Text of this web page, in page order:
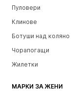
Пуловери
Клинове
Ботуши над коляно
Чорапогащи
Жилетки
МАРКИ ЗА ЖЕНИ